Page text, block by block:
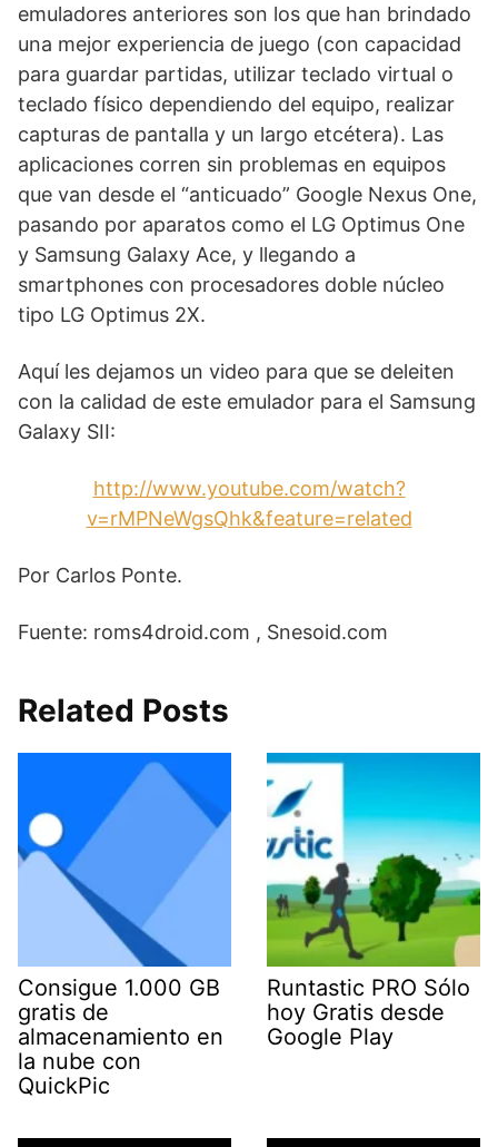
emuladores anteriores son los que han brindado
una mejor experiencia de juego (con capacidad
para guardar partidas, utilizar teclado virtual o
teclado físico dependiendo del equipo, realizar
capturas de pantalla y un largo etcétera). Las
aplicaciones corren sin problemas en equipos
que van desde el “anticuado” Google Nexus One,
pasando por aparatos como el LG Optimus One
y Samsung Galaxy Ace, y llegando a
smartphones con procesadores doble núcleo
tipo LG Optimus 2X.
Aquí les dejamos un video para que se deleiten
con la calidad de este emulador para el Samsung
Galaxy SII:
http://www.youtube.com/watch?
v=rMPNeWgsQhk&feature=related
Por Carlos Ponte.
Fuente: roms4droid.com , Snesoid.com
Related Posts
Consigue 1.000 GB
gratis de
almacenamiento en
la nube con
QuickPic
Runtastic PRO Sólo
hoy Gratis desde
Google Play